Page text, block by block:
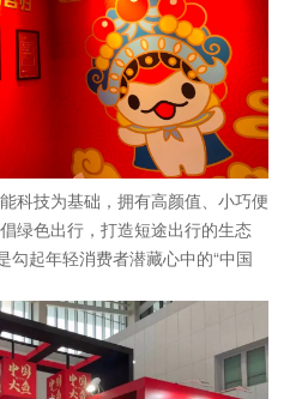
科技为基础，拥有高颜值、小巧便
绿色出行，打造短途出行的生态
勾起年轻消费者潜藏心中的“中国